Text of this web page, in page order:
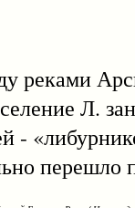
реками
Л.
-
перешло